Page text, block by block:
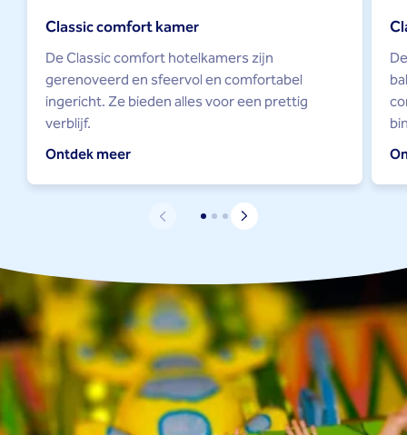
Classic comfort kamer
De Classic comfort hotelkamers zijn
gerenoveerd en sfeervol en comfortabel
ingericht. Ze bieden alles voor een prettig
verblijf.
Ontdek meer